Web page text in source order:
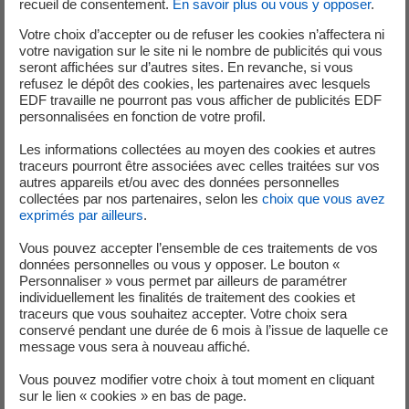
Le 8 février 2025, l’unité de production n°1 est en
fonctionnement.
Un défaut d'isolement a été découvert au niveau du câble
de fin de course d’un robinet. Le câble est vu endommagé
suite au contact avec le calorifuge d’une tuyauterie. La
dernière activité de maintenance sur le robinet a été
réalisée en mars 2023 suite à la détection d’une fuite
interne. Une mauvaise orientation du câble aurait entraîné
cet évènement. Après déconnexion du câble, la situation
est revenue à la normale. Une meilleure protection du
câble ou orientation du fin de course aurait pu éviter ce
problème.
Cet écart à nos règles d’exploitation n’a pas eu de
conséquence sur la sûreté de l’installation, ni sur
l’environnement. Il a été déclaré le 14 février 2025 à
l’ASNR au niveau 0, en-dessous de l’échelle INES.
Le 15 février 2025, l’unité de production n°3 est en
recueil de consentement. En savoir plus ou vous y opposer.
Votre choix d’accepter ou de refuser les cookies n’affectera ni
votre navigation sur le site ni le nombre de publicités qui vous
seront affichées sur d’autres sites. En revanche, si vous
refusez le dépôt des cookies, les partenaires avec lesquels
EDF travaille ne pourront pas vous afficher de publicités EDF
personnalisées en fonction de votre profil.
Les informations collectées au moyen des cookies et autres
traceurs pourront être associées avec celles traitées sur vos
autres appareils et/ou avec des données personnelles
collectées par nos partenaires, selon les choix que vous avez
exprimés par ailleurs.
Vous pouvez accepter l’ensemble de ces traitements de vos
données personnelles ou vous y opposer. Le bouton «
Personnaliser » vous permet par ailleurs de paramétrer
individuellement les finalités de traitement des cookies et
traceurs que vous souhaitez accepter. Votre choix sera
conservé pendant une durée de 6 mois à l’issue de laquelle ce
message vous sera à nouveau affiché.
Vous pouvez modifier votre choix à tout moment en cliquant
sur le lien « cookies » en bas de page.